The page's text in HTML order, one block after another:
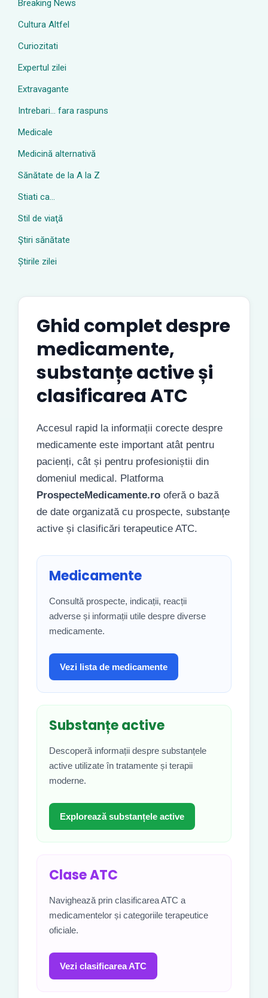
Breaking News
Cultura Altfel
Curiozitati
Expertul zilei
Extravagante
Intrebari… fara raspuns
Medicale
Medicină alternativă
Sănătate de la A la Z
Stiati ca…
Stil de viaţă
Ştiri sănătate
Știrile zilei
Ghid complet despre
medicamente,
substanțe active și
clasificarea ATC
Accesul rapid la informații corecte despre
medicamente este important atât pentru
pacienți, cât și pentru profesioniștii din
domeniul medical. Platforma
ProspecteMedicamente.ro oferă o bază
de date organizată cu prospecte, substanțe
active și clasificări terapeutice ATC.
Medicamente
Consultă prospecte, indicații, reacții
adverse și informații utile despre diverse
medicamente.
Vezi lista de medicamente
Substanțe active
Descoperă informații despre substanțele
active utilizate în tratamente și terapii
moderne.
Explorează substanțele active
Clase ATC
Navighează prin clasificarea ATC a
medicamentelor și categoriile terapeutice
oficiale.
Vezi clasificarea ATC